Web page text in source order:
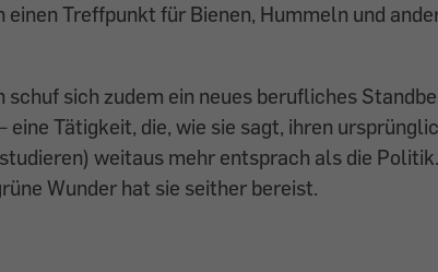
Treffpunkt für Bienen, Hummeln und
schuf sich zudem ein neues berufliches
Tätigkeit, die, wie sie sagt, ihren
weitaus mehr entsprach als die
Wunder hat sie seither bereist.